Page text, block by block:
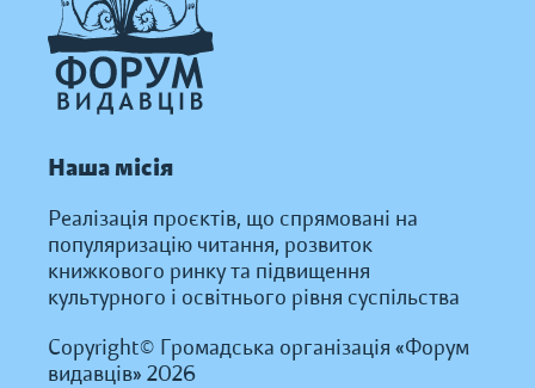
Наша місія
Реалізація проєктів, що спрямовані на
популяризацію читання, розвиток
книжкового ринку та підвищення
культурного і освітнього рівня суспільства
Copyright© Громадська організація «Форум
видавців» 2026